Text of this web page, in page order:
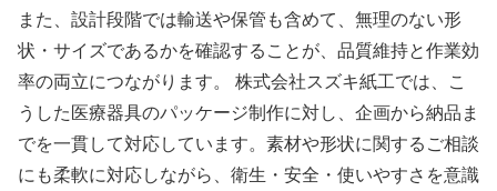
また、設計段階では輸送や保管も含めて、無理のない形
状・サイズであるかを確認することが、品質維持と作業効
率の両立につながります。 株式会社スズキ紙工では、こ
うした医療器具のパッケージ制作に対し、企画から納品ま
でを一貫して対応しています。素材や形状に関するご相談
にも柔軟に対応しながら、衛生・安全・使いやすさを意識